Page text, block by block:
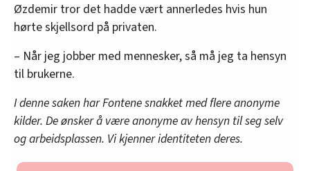
Øzdemir tror det hadde vært annerledes hvis hun
hørte skjellsord på privaten.
– Når jeg jobber med mennesker, så må jeg ta hensyn
til brukerne.
I denne saken har Fontene snakket med flere anonyme
kilder. De ønsker å være anonyme av hensyn til seg selv
og arbeidsplassen. Vi kjenner identiteten deres.